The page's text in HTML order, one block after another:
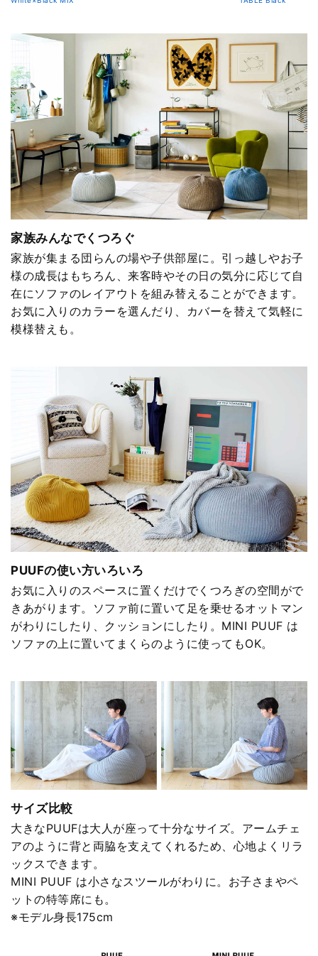
家族みんなでくつろぐ
家族が集まる団らんの場や子供部屋に。引っ越しやお子
様の成長はもちろん、来客時やその日の気分に応じて自
在にソファのレイアウトを組み替えることができます。
お気に入りのカラーを選んだり、カバーを替えて気軽に
模様替えも。
PUUFの使い方いろいろ
お気に入りのスペースに置くだけでくつろぎの空間がで
きあがります。ソファ前に置いて足を乗せるオットマン
がわりにしたり、クッションにしたり。MINI PUUF は
ソファの上に置いてまくらのように使ってもOK。
サイズ比較
大きなPUUFは大人が座って十分なサイズ。アームチェ
アのように背と両脇を支えてくれるため、心地よくリラ
ックスできます。
MINI PUUF は小さなスツールがわりに。お子さまやペ
ットの特等席にも。
※モデル身長175cm